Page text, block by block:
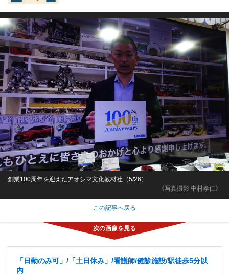
《写真撮影 中村孝仁》
創業100周年を迎えたアオシマ文化教材社（5/26）
この記事へ戻る
「日勤のみ可」/「土日休み」/看護師/健診施設/駅徒歩5分以
内